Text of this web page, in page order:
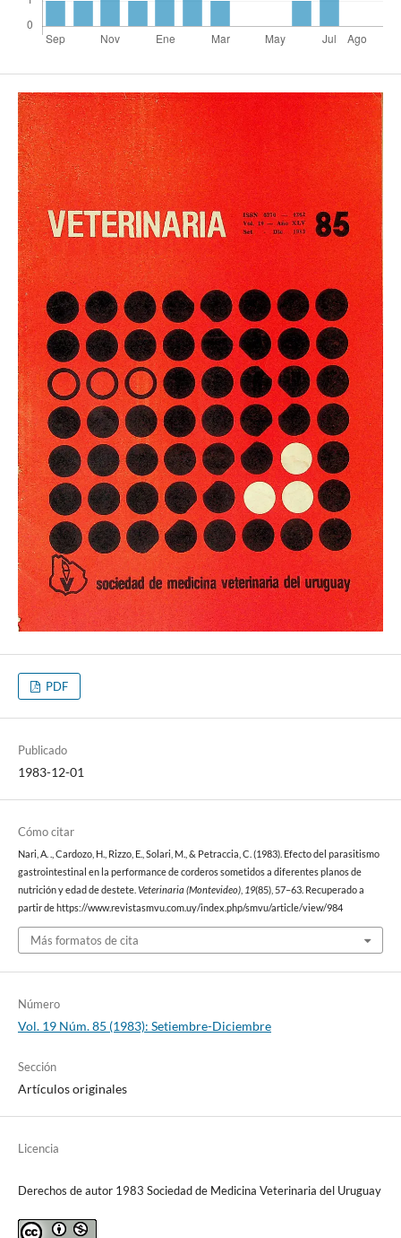
PDF
Publicado
1983-12-01
Cómo citar
Nari, A. ., Cardozo, H., Rizzo, E., Solari, M., & Petraccia, C. (1983). Efecto del parasitismo
gastrointestinal en la performance de corderos sometidos a diferentes planos de
nutrición y edad de destete. Veterinaria (Montevideo), 19(85), 57–63. Recuperado a
partir de https://www.revistasmvu.com.uy/index.php/smvu/article/view/984
Más formatos de cita
Número
Vol. 19 Núm. 85 (1983): Setiembre-Diciembre
Sección
Artículos originales
Licencia
Derechos de autor 1983 Sociedad de Medicina Veterinaria del Uruguay